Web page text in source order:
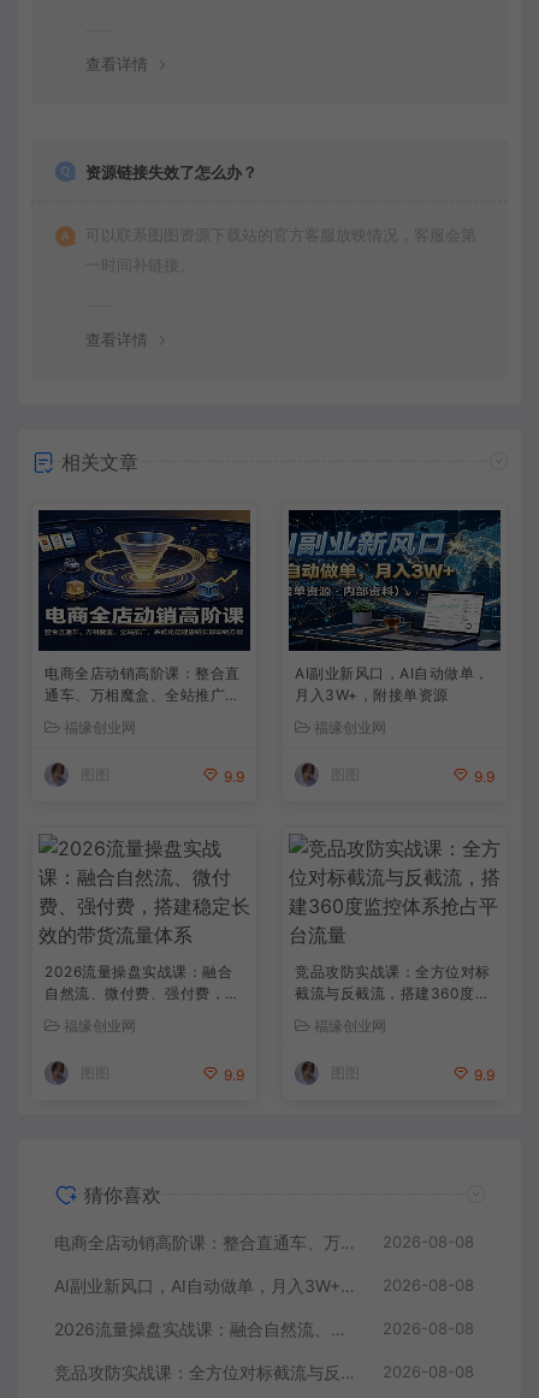
查看详情
资源链接失效了怎么办？
可以联系图图资源下载站的官方客服放映情况，客服会第
一时间补链接。
查看详情
相关文章
电商全店动销高阶课：整合直
通车、万相魔盒、全站推广，
系统化搭建店铺长效动销方案
福缘创业网
9.9
AI副业新风口，AI自动做单，
月入3W+，附接单资源
福缘创业网
9.9
2026流量操盘实战课：融合
自然流、微付费、强付费，搭
建稳定长效的带货流量体系
福缘创业网
9.9
竞品攻防实战课：全方位对标
截流与反截流，搭建360度监
控体系抢占平台流量
福缘创业网
9.9
猜你喜欢
电商全店动销高阶课：整合直通车、万相魔盒、全站推广，系统化搭建店铺长效动销方案 2026-08-08
AI副业新风口，AI自动做单，月入3W+，附接单资源 2026-08-08
2026流量操盘实战课：融合自然流、微付费、强付费，搭建稳定长效的带货流量体系 2026-08-08
竞品攻防实战课：全方位对标截流与反截流，搭建360度监控体系抢占平台流量 2026-08-08